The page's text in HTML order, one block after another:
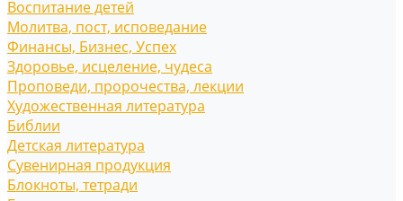
Воспитание детей
Молитва, пост, исповедание
Финансы, Бизнес, Успех
Здоровье, исцеление, чудеса
Проповеди, пророчества, лекции
Художественная литература
Библии
Детская литература
Сувенирная продукция
Блокноты, тетради